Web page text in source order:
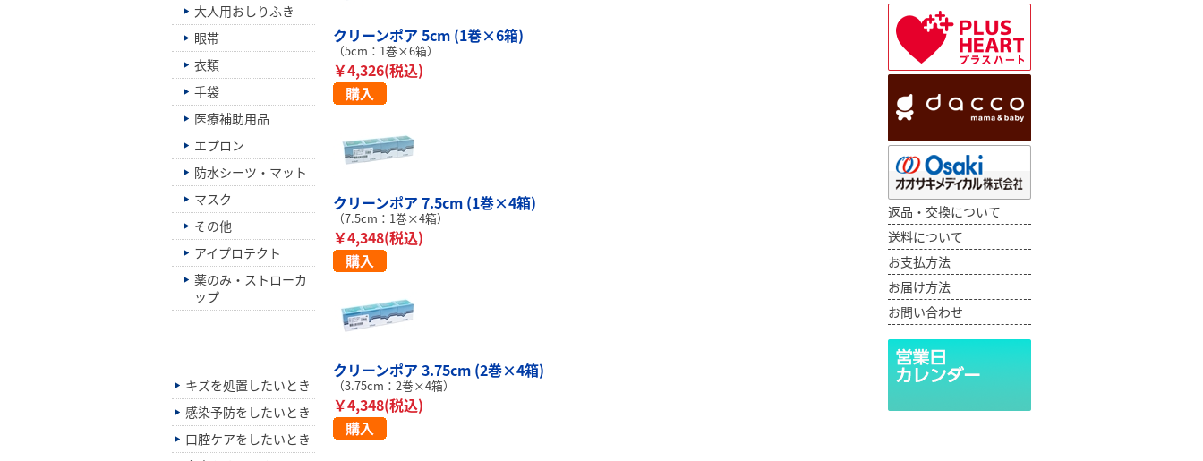
クリーンポア 5cm (1巻×6箱)
（5cm：1巻×6箱）
￥4,326(税込)
クリーンポア 7.5cm (1巻×4箱)
（7.5cm：1巻×4箱）
￥4,348(税込)
クリーンポア 3.75cm (2巻×4箱)
（3.75cm：2巻×4箱）
￥4,348(税込)
大人用おしりふき
眼帯
衣類
手袋
医療補助用品
エプロン
防水シーツ・マット
マスク
その他
アイプロテクト
薬のみ・ストローカ
ップ
キズを処置したいとき
感染予防をしたいとき
口腔ケアをしたいとき
返品・交換について
送料について
お支払方法
お届け方法
お問い合わせ